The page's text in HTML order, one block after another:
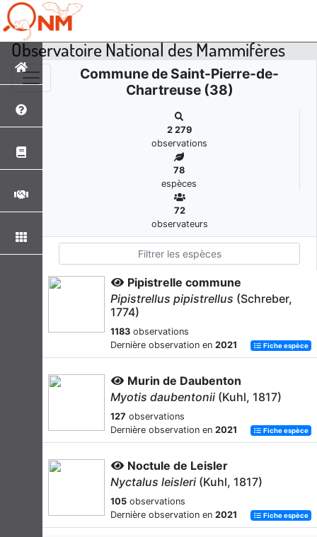
Observatoire National des Mammifères
Commune de Saint-Pierre-de-
Chartreuse (38)
2 279
observations
78
espèces
72
observateurs
Pipistrelle commune
Pipistrellus pipistrellus (Schreber,
1774)
1183 observations
Dernière observation en 2021 Fiche espèce
Murin de Daubenton
Myotis daubentonii (Kuhl, 1817)
127 observations
Dernière observation en 2021 Fiche espèce
Noctule de Leisler
Nyctalus leisleri (Kuhl, 1817)
105 observations
Dernière observation en 2021 Fiche espèce